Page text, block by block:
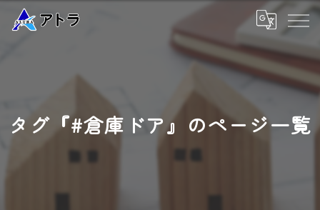
タグ『#倉庫ドア』のページ一覧